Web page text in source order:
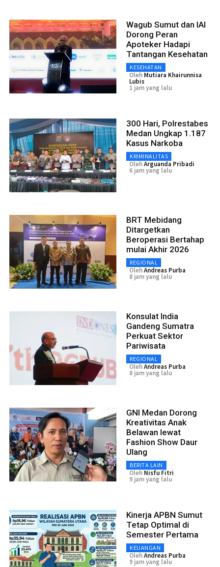
Wagub Sumut dan IAI
Dorong Peran
Apoteker Hadapi
Tantangan Kesehatan
KESEHATAN
Oleh Mutiara Khairunnisa
Lubis
1 jam yang lalu
300 Hari, Polrestabes
Medan Ungkap 1.187
Kasus Narkoba
KRIMINALITAS
OlehArguanda Pribadi
6 jam yang lalu
BRT Mebidang
Ditargetkan
Beroperasi Bertahap
mulai Akhir 2026
REGIONAL
OlehAndreas Purba
8 jam yang lalu
Konsulat India
Gandeng Sumatra
Perkuat Sektor
Pariwisata
REGIONAL
OlehAndreas Purba
8 jam yang lalu
GNI Medan Dorong
Kreativitas Anak
Belawan lewat
Fashion Show Daur
Ulang
BERITA LAIN
Oleh Nisfu Fitri
9 jam yang lalu
Kinerja APBN Sumut
Tetap Optimal di
Semester Pertama
KEUANGAN
OlehAndreas Purba
9 jam yang lalu